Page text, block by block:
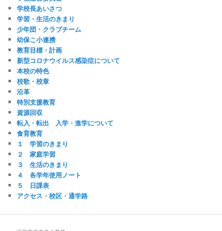
学校長あいさつ
学習・生活のきまり
少年団・クラブチーム
幼保こ小連携
教育目標・計画
新型コロナウイルス感染症について
本校の特色
校歌・校章
沿革
特別支援教育
資源回収
転入・転出 入学・進学について
食育教育
１ 学習のきまり
２ 家庭学習
３ 生活のきまり
４ 各学年使用ノート
５ 日課表
アクセス・校区・通学路